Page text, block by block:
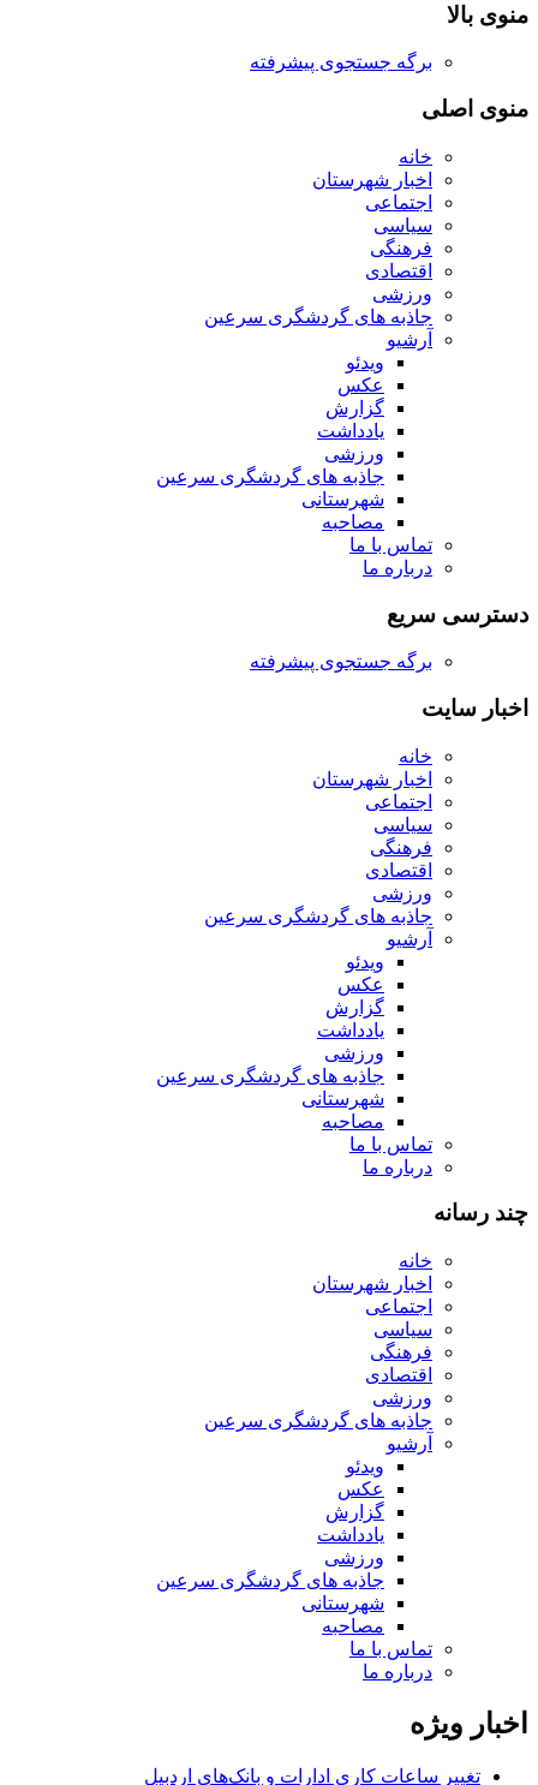
منوی بالا
برگه جستجوی پیشرفته
منوی اصلی
خانه
اخبار شهرستان
اجتماعی
سیاسی
فرهنگی
اقتصادی
ورزشی
جاذبه های گردشگری سرعین
آرشیو
ویدئو
عکس
گزارش
یادداشت
ورزشی
جاذبه های گردشگری سرعین
شهرستانی
مصاحبه
تماس با ما
درباره ما
دسترسی سریع
برگه جستجوی پیشرفته
اخبار سایت
خانه
اخبار شهرستان
اجتماعی
سیاسی
فرهنگی
اقتصادی
ورزشی
جاذبه های گردشگری سرعین
آرشیو
ویدئو
عکس
گزارش
یادداشت
ورزشی
جاذبه های گردشگری سرعین
شهرستانی
مصاحبه
تماس با ما
درباره ما
چند رسانه
خانه
اخبار شهرستان
اجتماعی
سیاسی
فرهنگی
اقتصادی
ورزشی
جاذبه های گردشگری سرعین
آرشیو
ویدئو
عکس
گزارش
یادداشت
ورزشی
جاذبه های گردشگری سرعین
شهرستانی
مصاحبه
تماس با ما
درباره ما
اخبار ویژه
تغییر ساعات کاری ادارات و بانک‌های اردبیل